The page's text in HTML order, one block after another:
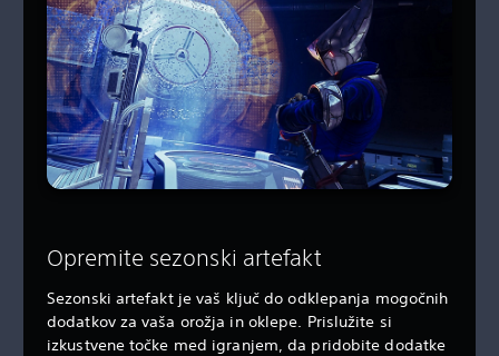
Opremite sezonski artefakt
Sezonski artefakt je vaš ključ do odklepanja mogočnih
dodatkov za vaša orožja in oklepe. Prislužite si
izkustvene točke med igranjem, da pridobite dodatke